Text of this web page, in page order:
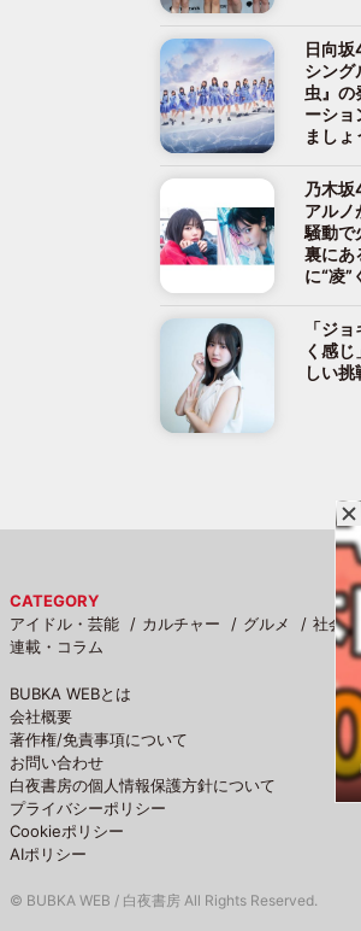
日向
シング
虫』の
ーショ
まし
乃木
アルノ
騒動で
裏にあ
に“凌”
「ジ
く感
しい
CATEGORY
アイドル・芸能
カルチャー グルメ 社会
連載・コラム
BUBKA WEBとは
会社概要
著作権/免責事項について
お問い合わせ
白夜書房の個人情報保護方針について
プライバシーポリシー
Cookieポリシー
AIポリシー
© BUBKA WEB / 白夜書房 All Rights Reserved.